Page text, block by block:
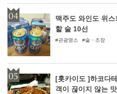
맥주도 와인도 위
할 술 10선
관광명소 술・조장
[홋카이도 ]하코다
객이 끊이지 않는